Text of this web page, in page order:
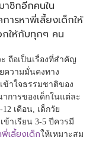
าชิกอีกคนใน
ารหาพี่เลี้ยงเด็กให้
กให้กับทุกๆ คน
ถือเป็นเรื่องที่สำคัญ
ความมั่นคงทาง
ข้าใจธรรมชาติของ
การของเด็กในแต่ละ
เดือน, เด็กวัย
ข้าเรียน 3-5 ปีควรมี
พี่เลี้ยงเด็กให้เหมาะสม